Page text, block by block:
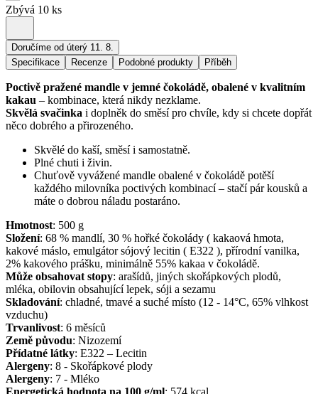
Zbývá 10 ks
Doručíme od úterý 11. 8.
Specifikace
Recenze Podobné produkty Příběh
Poctivě pražené mandle v jemné čokoládě, obalené v kvalitním
kakau – kombinace, která nikdy nezklame.
Skvělá svačinka i doplněk do směsí pro chvíle, kdy si chcete dopřát
něco dobrého a přirozeného.
Skvělé do kaší, směsí i samostatně.
Plné chuti i živin.
Chuťově vyvážené mandle obalené v čokoládě potěší
každého milovníka poctivých kombinací – stačí pár kousků a
máte o dobrou náladu postaráno.
Hmotnost: 500 g
Složení: 68 % mandlí, 30 % hořké čokolády ( kakaová hmota,
kakové máslo, emulgátor sójový lecitin ( E322 ), přírodní vanilka,
2% kakového prášku, minimálně 55% kakaa v čokoládě.
Může obsahovat stopy: arašídů, jiných skořápkových plodů,
mléka, obilovin obsahující lepek, sóji a sezamu
Skladování: chladné, tmavé a suché místo (12 - 14°C, 65% vlhkost
vzduchu)
Trvanlivost: 6 měsíců
Země původu: Nizozemí
Přídatné látky: E322 – Lecitin
Alergeny: 8 - Skořápkové plody
Alergeny: 7 - Mléko
Energetická hodnota na 100 g/ml: 574 kcal